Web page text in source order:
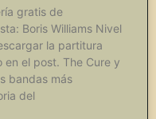
gratis de
Boris Williams Nivel
la partitura
el post. The Cure y
bandas más
del